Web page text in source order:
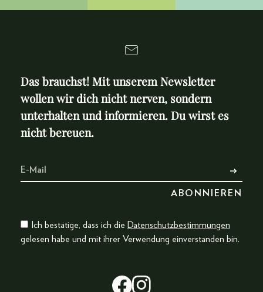
Das brauchst! Mit unserem Newsletter
wollen wir dich nicht nerven, sondern
unterhalten und informieren. Du wirst es
nicht bereuen.
Ich bestätige, dass ich die Datenschutzbestimmungen
gelesen habe und mit ihrer Verwendung einverstanden bin.